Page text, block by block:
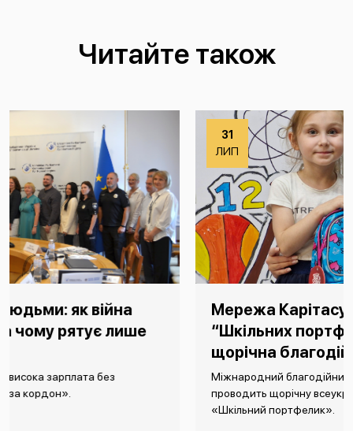
Читайте також
31
ЛИП
Мережа Карітасу закупить 5000
“Шкільних портфеликів” для дітей:
щорічна благодійна акція
Міжнародний благодійний фонд Карітас України
проводить щорічну всеукраїнську благодійну акцію